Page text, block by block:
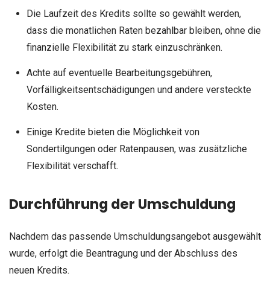
Die Laufzeit des Kredits sollte so gewählt werden,
dass die monatlichen Raten bezahlbar bleiben, ohne die
finanzielle Flexibilität zu stark einzuschränken.
Achte auf eventuelle Bearbeitungsgebühren,
Vorfälligkeitsentschädigungen und andere versteckte
Kosten.
Einige Kredite bieten die Möglichkeit von
Sondertilgungen oder Ratenpausen, was zusätzliche
Flexibilität verschafft.
Durchführung der Umschuldung
Nachdem das passende Umschuldungsangebot ausgewählt
wurde, erfolgt die Beantragung und der Abschluss des
neuen Kredits.